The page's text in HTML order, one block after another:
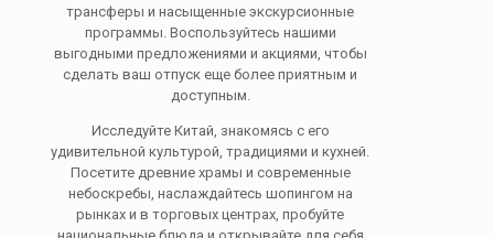
трансферы и насыщенные экскурсионные
программы. Воспользуйтесь нашими
выгодными предложениями и акциями, чтобы
сделать ваш отпуск еще более приятным и
доступным.
Исследуйте Китай, знакомясь с его
удивительной культурой, традициями и кухней.
Посетите древние храмы и современные
небоскребы, наслаждайтесь шопингом на
рынках и в торговых центрах, пробуйте